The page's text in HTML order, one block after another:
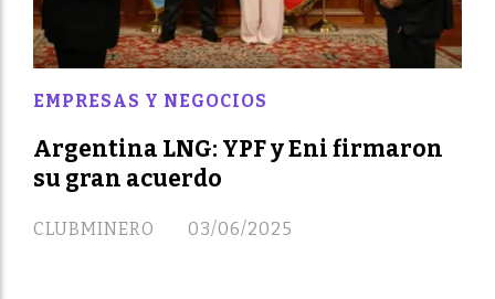
Argentina LNG: YPF y Eni firmaron
su gran acuerdo
CLUBMINERO
EMPRESAS Y NEGOCIOS
03/06/2025